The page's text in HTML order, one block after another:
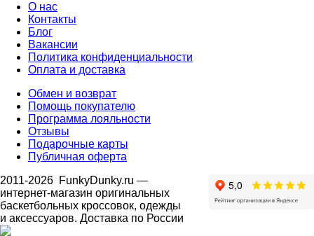
О нас
Контакты
Блог
Вакансии
Политика конфиденциальности
Оплата и доставка
Обмен и возврат
Помощь покупателю
Программа лояльности
Отзывы
Подарочные карты
Публичная оферта
2011-2026 FunkyDunky.ru —
интернет-магазин оригинальных
баскетбольных кроссовок, одежды
и аксессуаров. Доставка по России